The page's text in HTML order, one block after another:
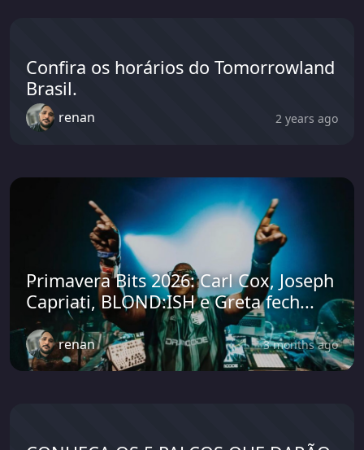
Confira os horários do Tomorrowland
Brasil.
renan 2 years ago
Primavera Bits 2026: Carl Cox, Joseph
Capriati, BLOND:ISH e Greta fech...
renan 3 months ago